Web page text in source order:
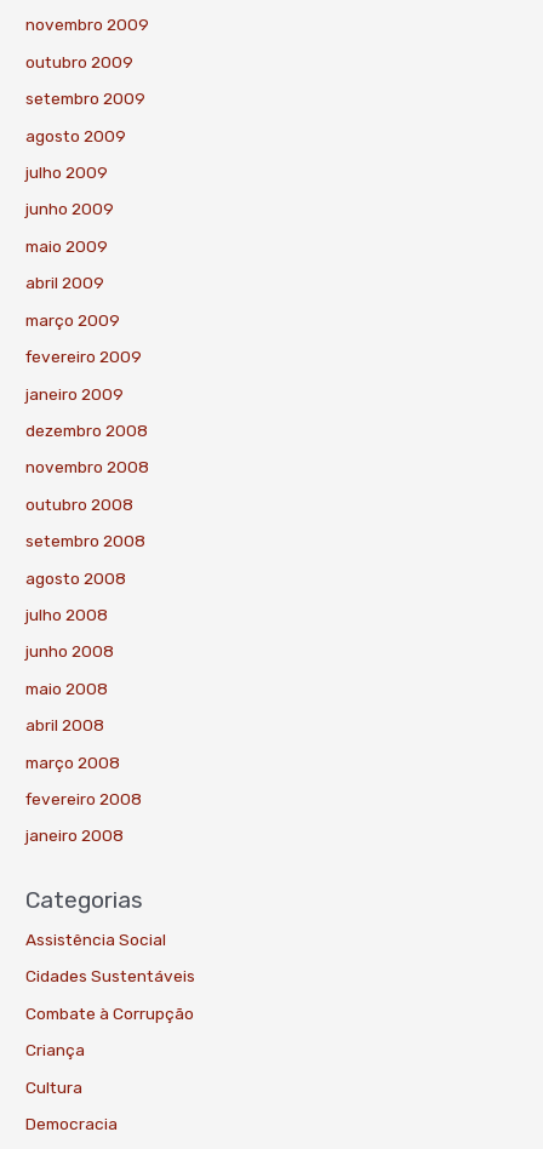
novembro 2009
outubro 2009
setembro 2009
agosto 2009
julho 2009
junho 2009
maio 2009
abril 2009
março 2009
fevereiro 2009
janeiro 2009
dezembro 2008
novembro 2008
outubro 2008
setembro 2008
agosto 2008
julho 2008
junho 2008
maio 2008
abril 2008
março 2008
fevereiro 2008
janeiro 2008
Categorias
Assistência Social
Cidades Sustentáveis
Combate à Corrupção
Criança
Cultura
Democracia